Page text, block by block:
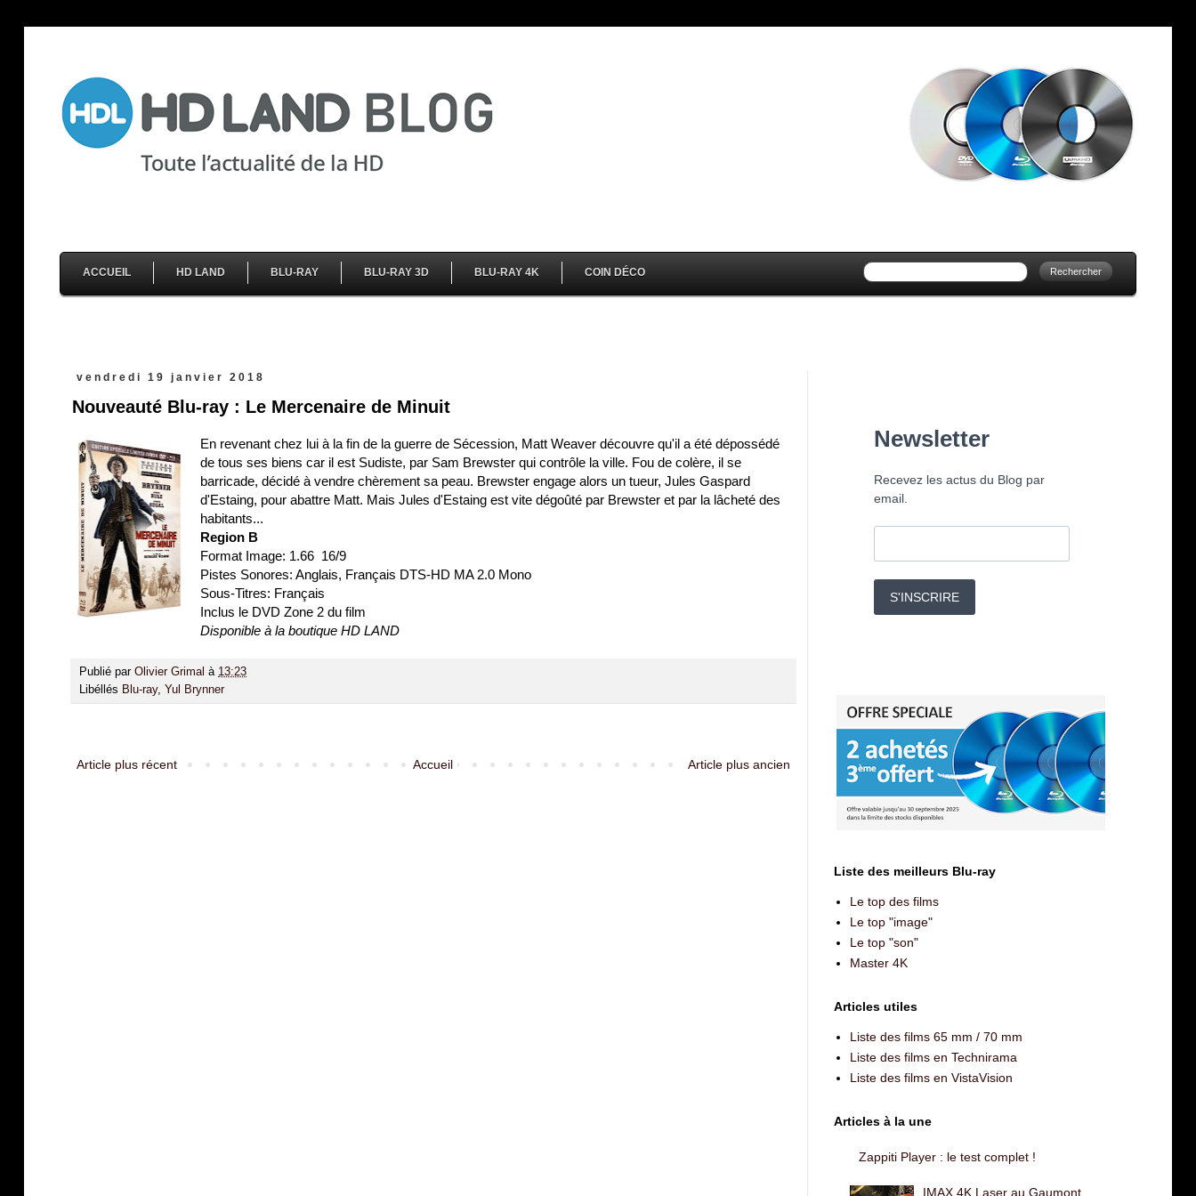
ACCUEIL HD LAND BLU-RAY BLU-RAY 3D BLU-RAY 4K COIN DÉCO
vendredi 19 janvier 2018
Nouveauté Blu-ray : Le Mercenaire de Minuit
En revenant chez lui à la fin de la guerre de Sécession, Matt Weaver découvre qu'il a été dépossédé
de tous ses biens car il est Sudiste, par Sam Brewster qui contrôle la ville. Fou de colère, il se
barricade, décidé à vendre chèrement sa peau. Brewster engage alors un tueur, Jules Gaspard
d'Estaing, pour abattre Matt. Mais Jules d'Estaing est vite dégoûté par Brewster et par la lâcheté des
habitants...
Region B
Format Image: 1.66 16/9
Pistes Sonores: Anglais, Français DTS-HD MA 2.0 Mono
Sous-Titres: Français
Inclus le DVD Zone 2 du film
Disponible à la boutique HD LAND
Publié par Olivier Grimal à 13:23
Libéllés Blu-ray, Yul Brynner
Article plus récent Article plus ancien
Accueil
Newsletter
Recevez les actus du Blog par
email.
S'INSCRIRE
Liste des meilleurs Blu-ray
Le top des films
Le top "image"
Le top "son"
Master 4K
Articles utiles
Liste des films 65 mm / 70 mm
Liste des films en Technirama
Liste des films en VistaVision
Articles à la une
Zappiti Player : le test complet !
IMAX 4K Laser au Gaumont